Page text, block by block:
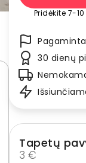
Pridėkite 7-
30 dienų
Tapetų
3 €